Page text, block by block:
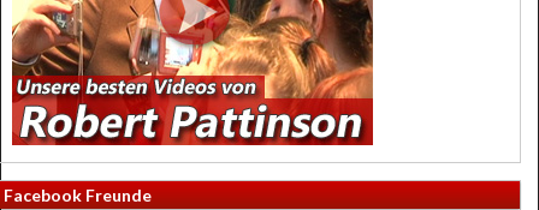
Facebook Freunde